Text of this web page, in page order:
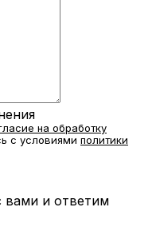
на обработку
с условиями политики
вами и ответим